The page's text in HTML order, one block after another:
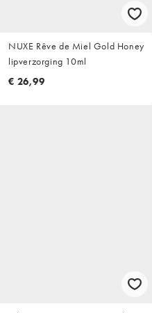
NUXE Rêve de Miel Gold Honey
lipverzorging 10ml
€ 26,99